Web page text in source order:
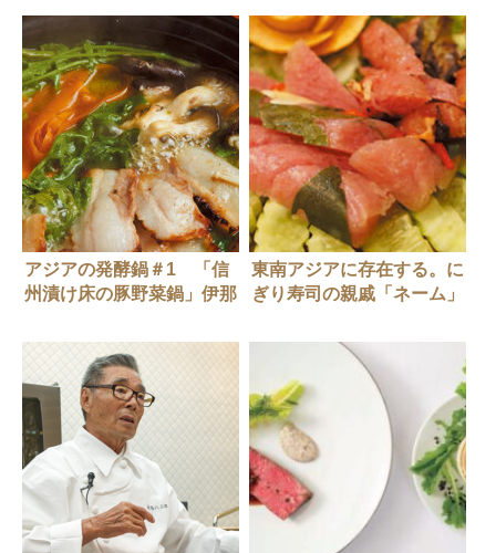
アジアの発酵鍋＃1 「信
州漬け床の豚野菜鍋」伊那
くる
東南アジアに存在する。に
ぎり寿司の親戚「ネーム」